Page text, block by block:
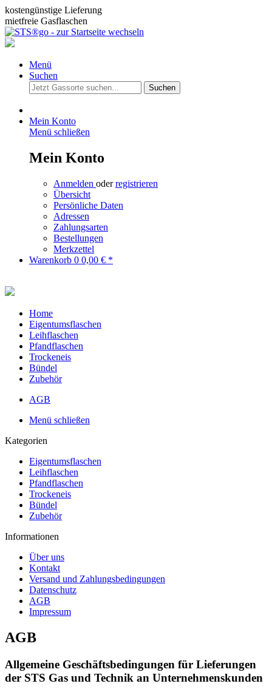
kostengünstige Lieferung
mietfreie Gasflaschen
Menü
Suchen
Suchen
Mein Konto
Menü schließen
Mein Konto
Anmelden oderregistrieren
Übersicht
Persönliche Daten
Adressen
Zahlungsarten
Bestellungen
Merkzettel
Warenkorb 0 0,00 € *
Home
Eigentumsflaschen
Leihflaschen
Pfandflaschen
Trockeneis
Bündel
Zubehör
AGB
Menü schließen
Kategorien
Eigentumsflaschen
Leihflaschen
Pfandflaschen
Trockeneis
Bündel
Zubehör
Informationen
Über uns
Kontakt
Versand und Zahlungsbedingungen
Datenschutz
AGB
Impressum
AGB
Allgemeine Geschäftsbedingungen für Lieferungen
der STS Gas und Technik an Unternehmenskunden